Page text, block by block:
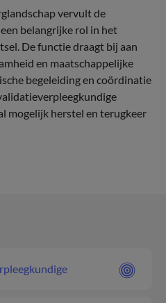
vervult de
belangrijke rol in het
De functie draagt bij aan
en maatschappelijke
begeleiding en coördinatie
mogelijk herstel en terugkeer